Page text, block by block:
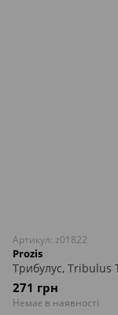
Артикул: z01822
Prozis
Трибулус, Tribulus
271 грн
Немає в наявності